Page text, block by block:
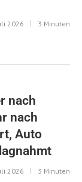
2026
3 Minuten
nach
nach
Auto
2026
3 Minuten